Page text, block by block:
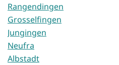
Rangendingen
Grosselfingen
Jungingen
Neufra
Albstadt